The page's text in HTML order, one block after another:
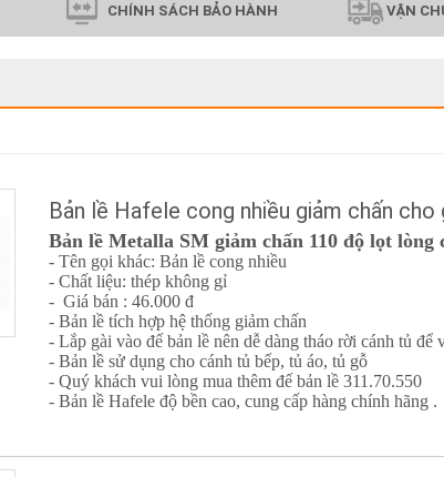
CHÍNH SÁCH BẢO HÀNH VẬN
Bản lề Hafele cong nhiều giảm chấn cho
Bản lề Metalla SM giảm chấn 110 độ lọt lòng
- Tên gọi khác: Bản lề cong nhiều
- Chất liệu: thép không gỉ
- Giá bán : 46.000 đ
- Bản lề tích hợp hệ thống giảm chấn
- Lắp gài vào đế bản lề nên dễ dàng tháo rời cánh tủ để
- Bản lề sử dụng cho cánh tủ bếp, tủ áo, tủ gỗ
- Quý khách vui lòng mua thêm đế bản lề 311.70.550
- Bản lề Hafele độ bền cao, cung cấp hàng chính hãng .